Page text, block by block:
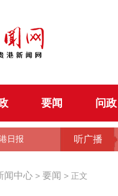
要闻 问政
日报 听广播
闻中心 > 要闻 > 正文